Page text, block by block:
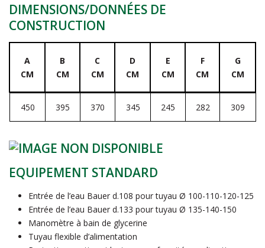
DIMENSIONS/DONNÉES DE
CONSTRUCTION
A
CM
B
CM
C
CM
D
CM
E
CM
F
CM
G
CM
450 395 370 345 245 282 309
EQUIPEMENT STANDARD
Entrée de l’eau Bauer d.108 pour tuyau Ø 100-110-120-125
Entrée de l’eau Bauer d.133 pour tuyau Ø 135-140-150
Manomètre à bain de glycerine
Tuyau flexible d’alimentation